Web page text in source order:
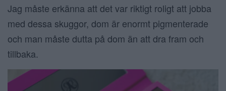
Jag måste erkänna att det var riktigt roligt att jobba
med dessa skuggor, dom är enormt pigmenterade
och man måste dutta på dom än att dra fram och
tillbaka.